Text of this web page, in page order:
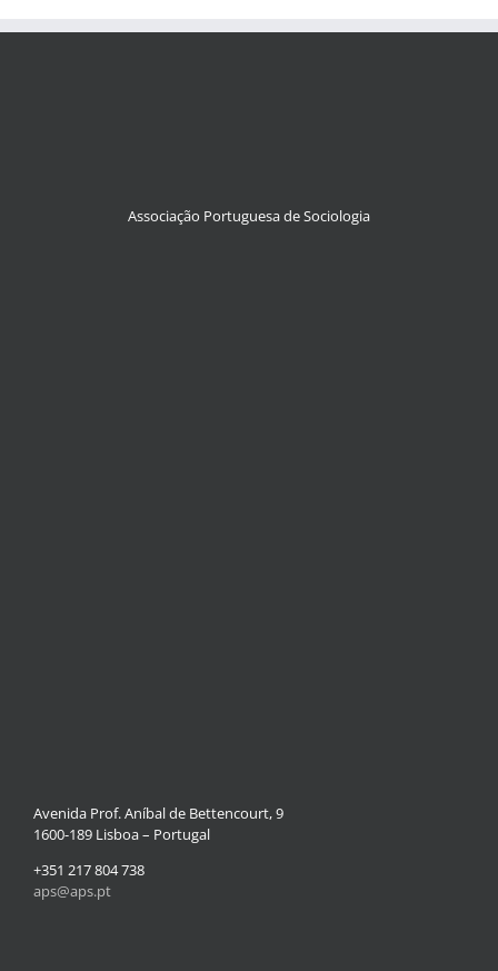
Associação Portuguesa de Sociologia
Avenida Prof. Aníbal de Bettencourt, 9
1600-189 Lisboa – Portugal
+351 217 804 738
aps@aps.pt